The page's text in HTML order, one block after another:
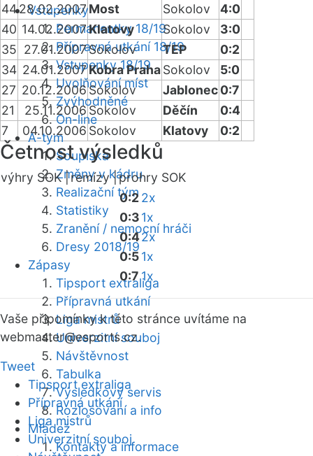
Vstupenky
Permanentky 18/19
Přípravná utkání 18/19
Vstupenky 18/19
Uvolňování míst
Zvýhodněné
On-line
A-tým
Soupiska
Změny v kádru
Realizační tým
Statistiky
Zranění / nemocní hráči
Dresy 2018/19
Zápasy
Tipsport extraliga
Přípravná utkání
Liga mistrů
Univerzitní souboj
Návštěvnost
Tabulka
Výsledkový servis
Rozlosování a info
Mládež
Kontakty a informace
4428.02.2007Most Sokolov
4:0
40 14.02.2007Klatovy Sokolov
3:0
35 27.01.2007Sokolov TEP
0:2
34 24.01.2007Kobra PrahaSokolov
5:0
27 20.12.2006 Sokolov Jablonec0:7
21
25.11.2006Sokolov Děčín
0:4
7
04.10.2006 Sokolov Klatovy 0:2
Četnost výsledků
výhry SOK |remízy |prohry SOK
0:22x
0:31x
0:42x
0:51x
0:7 1x
Vaše připomínky k této stránce uvítáme na
webmaster@esports.cz.
Tweet
Tipsport extraliga
Přípravná utkání
Liga mistrů
Univerzitní souboj